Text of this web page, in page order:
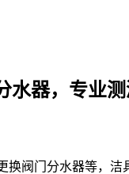
水器，专业
阀门分水器等，洁